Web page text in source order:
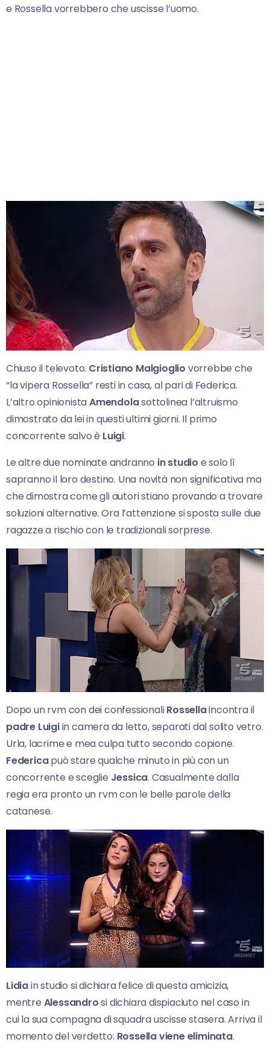
e Rossella vorrebbero che uscisse l’uomo.
Chiuso il televoto. Cristiano Malgioglio vorrebbe che
“la vipera Rossella” resti in casa, al pari di Federica.
L’altro opinionistaAmendolasottolinea l’altruismo
dimostrato da lei in questi ultimi giorni. Il primo
concorrente salvo è Luigi.
Le altre due nominate andranno in studio e solo lì
sapranno il loro destino. Una novità non significativa ma
che dimostra come gli autori stiano provando a trovare
soluzioni alternative. Ora l’attenzione si sposta sulle due
ragazze a rischio con le tradizionali sorprese.
Dopo un rvm con dei confessionaliRossellaincontra il
padre Luigiin camera da letto, separati dal solito vetro.
Urla, lacrime e mea culpa tutto secondo copione.
Federicapuò stare qualche minuto in più con un
concorrente e sceglie Jessica. Casualmente dalla
regia era pronto un rvm con le belle parole della
catanese.
Lidiain studio si dichiara felice di questa amicizia,
mentre Alessandrosi dichiara dispiaciuto nel caso in
cui la sua compagna di squadra uscisse stasera. Arriva il
momento del verdetto: Rossella viene eliminata.